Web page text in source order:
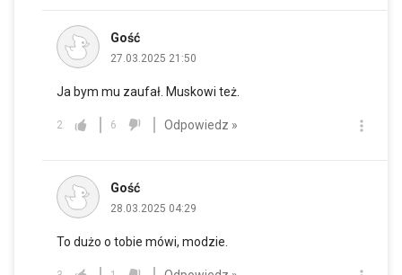
Gość
27.03.2025 21:50
Ja bym mu zaufał. Muskowi też.
2 6 Odpowiedz »
Gość
28.03.2025 04:29
To dużo o tobie mówi, modzie.